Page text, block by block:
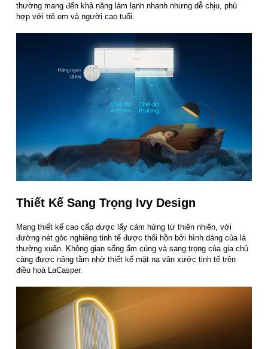
thường mang đến khả năng làm lạnh nhanh nhưng dễ chịu, phù
hợp với trẻ em và người cao tuổi.
Thiết Kế Sang Trọng Ivy Design
Mang thiết kế cao cấp được lấy cảm hứng từ thiên nhiên, với
đường nét góc nghiêng tinh tế được thổi hồn bởi hình dáng của lá
thường xuân. Không gian sống ấm cúng và sang trọng của gia chủ
càng được nâng tầm nhờ thiết kế mặt nạ vân xước tinh tế trên
điều hoà LaCasper.